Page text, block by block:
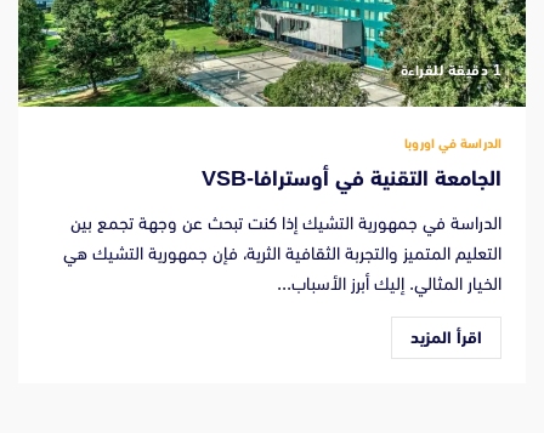
‫1 دقيقة للقراءة
الدراسة في اوروبا
الجامعة التقنية في أوسترافا-VSB
الدراسة في جمهورية التشيك إذا كنت تبحث عن وجهة تجمع بين
التعليم المتميز والتجربة الثقافية الثرية، فإن جمهورية التشيك هي
الخيار المثالي. إليك أبرز الأسباب...
اقرأ المزيد